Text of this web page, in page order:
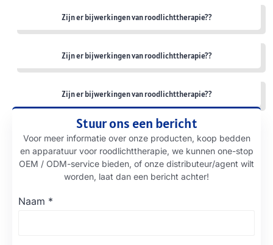
Zijn er bijwerkingen van roodlichttherapie??
Zijn er bijwerkingen van roodlichttherapie??
Zijn er bijwerkingen van roodlichttherapie??
Stuur ons een bericht
Voor meer informatie over onze producten, koop bedden
en apparatuur voor roodlichttherapie, we kunnen one-stop
OEM / ODM-service bieden, of onze distributeur/agent wilt
worden, laat dan een bericht achter!
Naam *